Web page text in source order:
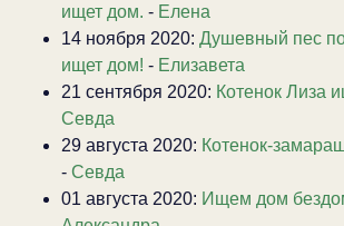
ищет дом. - Елена
14 ноября 2020: Душевный пес
ищет дом! - Елизавета
21 сентября 2020: Котенок Лиза
Севда
29 августа 2020: Котенок-
- Севда
01 августа 2020: Ищем дом